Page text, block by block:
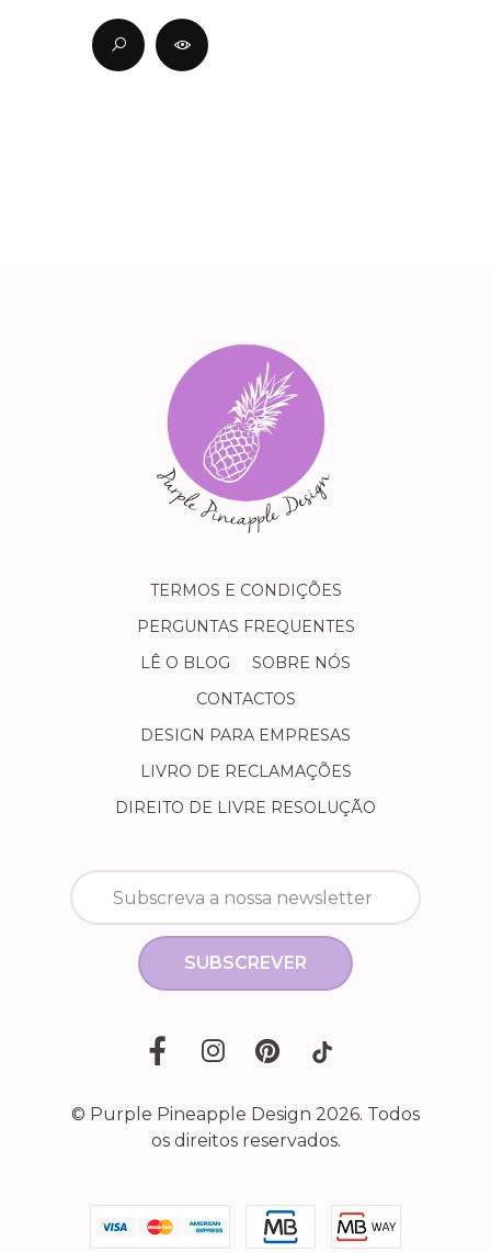
TERMOS E CONDIÇÕES
PERGUNTAS FREQUENTES
LÊ O BLOG
SOBRE NÓS
CONTACTOS
DESIGN PARA EMPRESAS
LIVRO DE RECLAMAÇÕES
DIREITO DE LIVRE RESOLUÇÃO
SUBSCREVER
© Purple Pineapple Design 2026. Todos
os direitos reservados.